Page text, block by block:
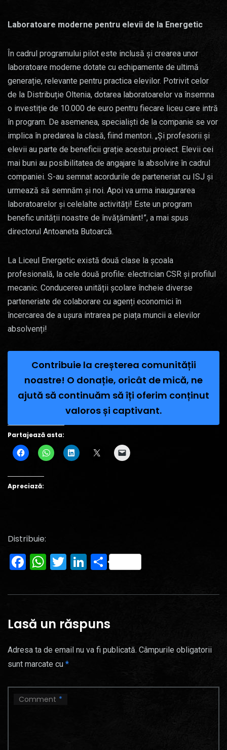
Laboratoare moderne pentru elevii de la Energetic
În cadrul programului pilot este inclusă și crearea unor
laboratoare moderne dotate cu echipamente de ultimă
generație, relevante pentru practica elevilor. Potrivit celor
de la Distribuție Oltenia, dotarea laboratoarelor va însemna
o investiție de 10.000 de euro pentru fiecare liceu care intră
în program. De asemenea, specialiști de la companie se vor
implica în predarea la clasă, fiind mentori. „Și profesorii și
elevii au parte de beneficii grație acestui proiect. Elevii cei
mai buni au posibilitatea de angajare la absolvire în cadrul
companiei. S-au semnat acordurile de parteneriat cu ISJ și
urmează să semnăm și noi. Apoi va urma inaugurarea
laboratoarelor și celelalte activități! Este un program
benefic unității noastre de învățământ!”, a mai spus
directorul Antoaneta Butoarcă.
La Liceul Energetic există două clase la școala
profesională, la cele două profile: electrician CSR și profilul
mecanic. Conducerea unității școlare încheie diverse
parteneriate de colaborare cu agenți economici în
încercarea de a ușura intrarea pe piața muncii a elevilor
absolvenți!
Contribuie la creșterea comunității
noastre! O donație, oricât de mică, ne
ajută să continuăm să îți oferim conținut
valoros și captivant.
Partajează asta:
Apreciază:
Distribuie:
Facebook
WhatsApp
Twitter
LinkedIn
Partajează
Lasă un răspuns
Adresa ta de email nu va fi publicată. Câmpurile obligatorii
sunt marcate cu *
Comment *